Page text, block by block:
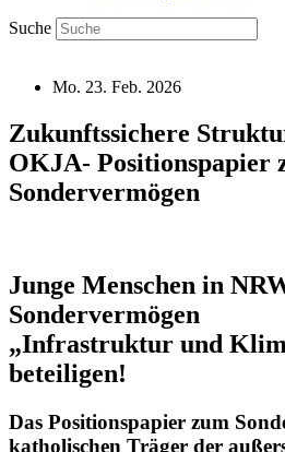
Suche
Mo. 23. Feb. 2026
Zukunftssichere
OKJA- Positionspapier
Sondervermögen
Junge Menschen in
Sondervermögen
„Infrastruktur und
beteiligen!
Das Positionspapier zum
katholischen Träger der